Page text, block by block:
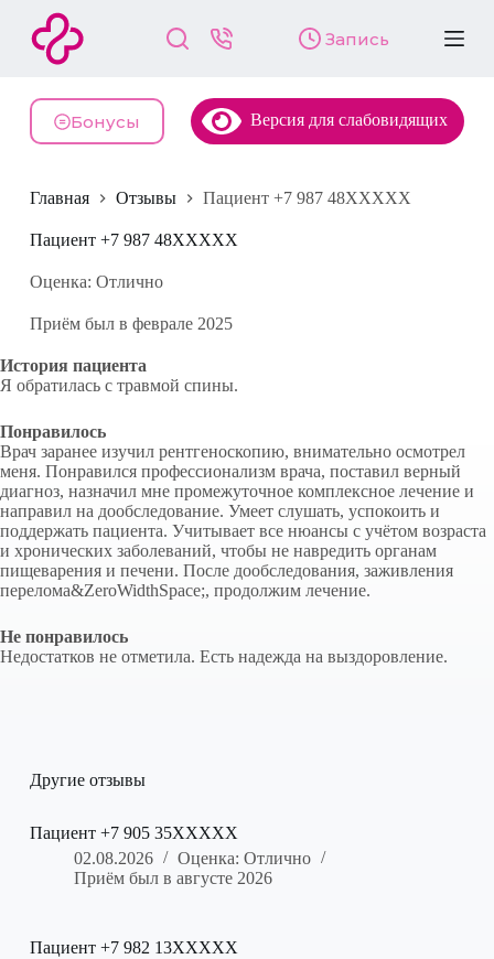
й
и
у
и
Запись
Бонусы Версия для слабовидящих
Главная Отзывы Пациент +7 987 48XXXXX
Пациент +7 987 48XXXXX
Оценка: Отлично
Приём был в феврале 2025
История пациента
Я обратилась с травмой спины.
Понравилось
Врач заранее изучил рентгеноскопию, внимательно осмотрел
меня. Понравился профессионализм врача, поставил верный
диагноз, назначил мне промежуточное комплексное лечение и
направил на дообследование. Умеет слушать, успокоить и
поддержать пациента. Учитывает все нюансы с учётом возраста
и хронических заболеваний, чтобы не навредить органам
пищеварения и печени. После дообследования, заживления
перелома&ZeroWidthSpace;, продолжим лечение.
Не понравилось
Недостатков не отметила. Есть надежда на выздоровление.
Другие отзывы
Пациент +7 905 35XXXXX
02.08.2026
Оценка: Отлично
Приём был в августе 2026
Пациент +7 982 13XXXXX